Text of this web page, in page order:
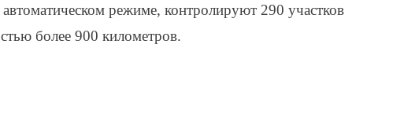
режиме, контролируют 290 участков
более 900 километров.